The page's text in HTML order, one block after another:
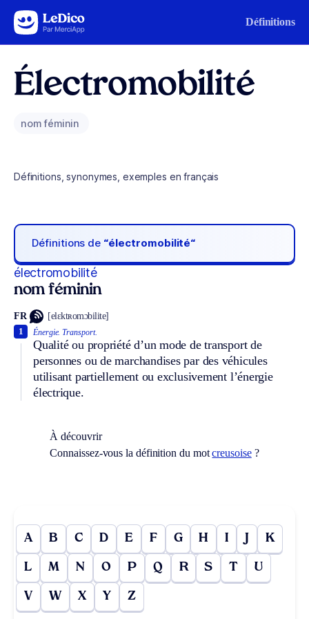
Aller au contenu Définitions
Électromobilité
nom féminin
Définitions, synonymes, exemples en français
Définitions de “électromobilité“
électromobilité
nom féminin
FR [elɛktʀomɔbilite]
Énergie. Transport.
Qualité ou propriété d’un mode de transport de
personnes ou de marchandises par des véhicules
utilisant partiellement ou exclusivement l’énergie
électrique.
1
À découvrir
Connaissez-vous la définition du motcreusoise?
A B C D E F G H I J K
L M N O P Q R S T U
V W X Y Z